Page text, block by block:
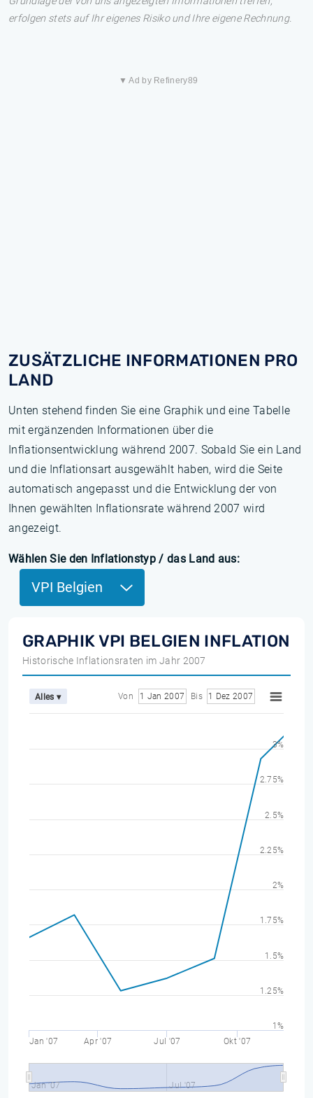
erfolgen stets auf Ihr eigenes Risiko und Ihre eigene Rechnung.
▼ Ad by Refinery89
ZUSÄTZLICHE INFORMATIONEN PRO
LAND
Unten stehend finden Sie eine Graphik und eine Tabelle
mit ergänzenden Informationen über die
Inflationsentwicklung während 2007. Sobald Sie ein Land
und die Inflationsart ausgewählt haben, wird die Seite
automatisch angepasst und die Entwicklung der von
Ihnen gewählten Inflationsrate während 2007 wird
angezeigt.
Wählen Sie den Inflationstyp / das Land aus:
VPI Belgien
GRAPHIK VPI BELGIEN INFLATION
Historische Inflationsraten im Jahr 2007
Alles ▾ Von 1 Jan 2007 Bis 1 Dez 2007
Jan '07 Apr '07 Jul '07 Okt '07
Jan '07 Jul '07
1%
1.25%
1.5%
1.75%
2%
2.25%
2.5%
2.75%
3%